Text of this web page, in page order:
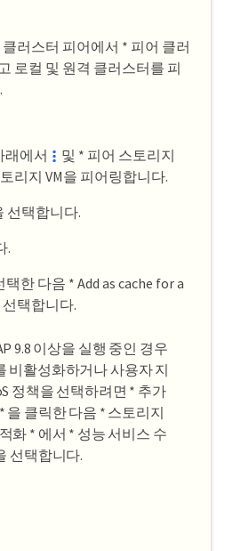
러스터 피어에서 * 피어 클러
로컬 및 원격 클러스터를 피
래에서
및 * 피어 스토리지
리지 VM을 피어링합니다.
선택합니다.
.
한 다음 * Add as cache for a
택합니다.
9.8 이상을 실행 중인 경우
비활성화하거나 사용자 지
정책을 선택하려면 * 추가
을 클릭한 다음 * 스토리지
화 * 에서 * 성능 서비스 수
선택합니다.